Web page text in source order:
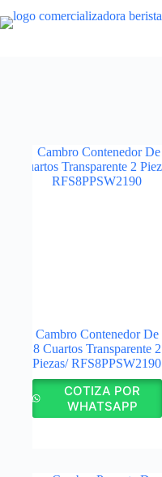
al
Cambro Contenedor De
8 Cuartos Transparente 2
Piezas/ RFS8PPSW2190
COTIZA POR
WHATSAPP